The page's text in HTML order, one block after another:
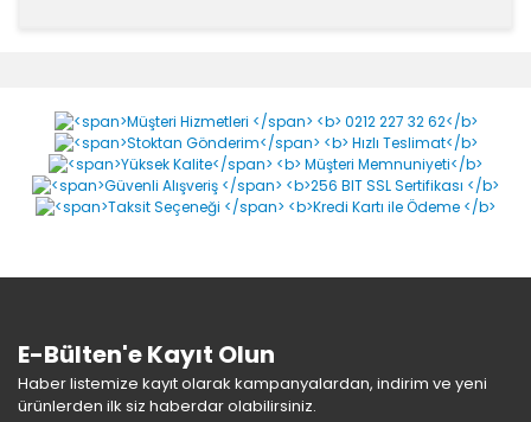
Bu ürüne ilk yorumu siz yapın!
Yorum Yaz
E-Bülten'e Kayıt Olun
Haber listemize kayıt olarak kampanyalardan, indirim ve yeni
ürünlerden ilk siz haberdar olabilirsiniz.